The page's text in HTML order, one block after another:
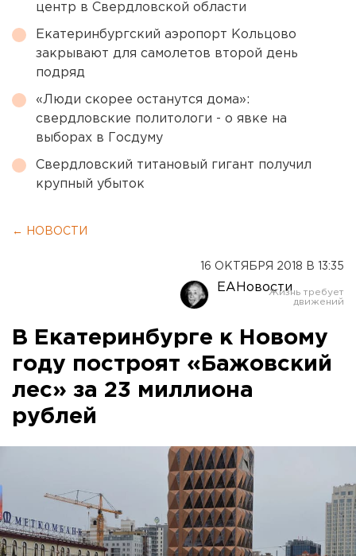
центр в Свердловской области
Екатеринбургский аэропорт Кольцово
закрывают для самолетов второй день
подряд
«Люди скорее останутся дома»:
свердловские политологи - о явке на
выборах в Госдуму
Свердловский титановый гигант получил
крупный убыток
← НОВОСТИ
16 ОКТЯБРЯ 2018 В 13:35
ЕАНовости
В Екатеринбурге к Новому
году построят «Бажовский
лес» за 23 миллиона
рублей